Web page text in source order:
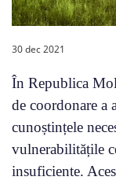
30 dec 2021
În Republica
de coordonare a
cunoștințele
vulnerabilitățile
insuficiente.